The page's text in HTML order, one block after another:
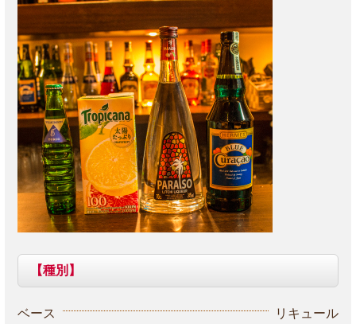
【種別】
ベース リキュール